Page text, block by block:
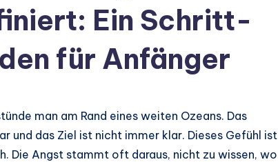
Ein Schritt-
für Anfänger
man am Rand eines weiten Ozeans. Das
und das Ziel ist nicht immer klar. Dieses Gefühl ist
Die Angst stammt oft daraus, nicht zu wissen, wo